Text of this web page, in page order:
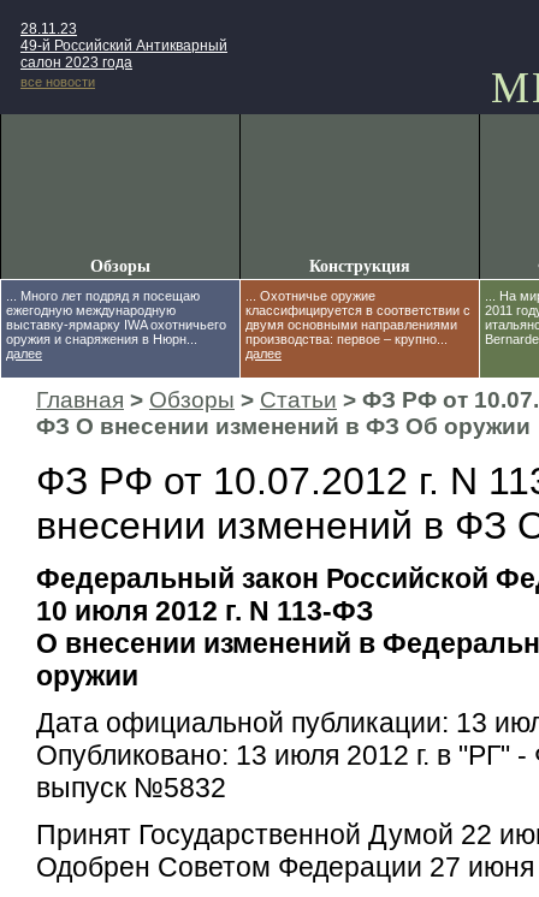
28.11.23
49-й Российский Антикварный
салон 2023 года
все новости
Обзоры
... Много лет подряд я посещаю
ежегодную международную
выставку-ярмарку IWA охотничьего
оружия и снаряжения в Нюрн...
далее
Конструкция
... Охотничье оружие
классифицируется в соответствии с
двумя основными направлениями
производства: первое – крупно...
далее
... На
2011
Главная > Обзоры > Статьи > ФЗ РФ от
ФЗ О внесении изменений в ФЗ Об оружии
ФЗ РФ от 10.07.2012 г. N
внесении изменений в ФЗ
Федеральный закон Российской
10 июля 2012 г. N 113-ФЗ
О внесении изменений в
оружии
Дата официальной публикации: 13
Опубликовано: 13 июля 2012 г. в "РГ"
выпуск №5832
Принят Государственной Думой 22
Одобрен Советом Федерации 27 июня